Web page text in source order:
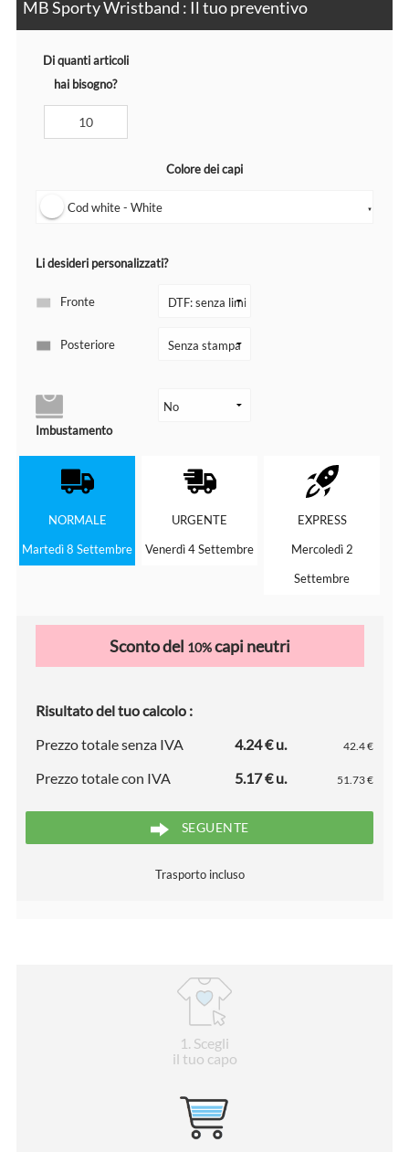
MB Sporty Wristband : Il tuo preventivo
Di quanti articoli
hai bisogno?
Colore dei capi
Cod white - White ▼
Li desideri personalizzati?
Fronte
Posteriore
Imbustamento
NORMALE
Martedì 8 Settembre
URGENTE
Venerdì 4 Settembre
EXPRESS
Mercoledì 2
Settembre
Sconto del 10%capi neutri
Risultato del tuo calcolo :
Prezzo totale senza IVA
4.24 € u. 42.4 €
Prezzo totale con IVA 5.17 € u. 51.73 €
SEGUENTE
Trasporto incluso
1 . Scegli
il tuo capo